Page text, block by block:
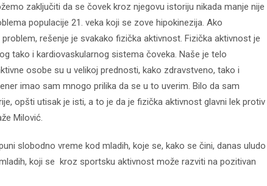
zaključiti da se čovek kroz njegovu istoriju nikada manje nije
populacije 21. veka koji se zove hipokinezija. Ako
rešenje je svakako fizička aktivnost. Fizička aktivnost je
tako i kardiovaskularnog sistema čoveka. Naše je telo
osobe su u velikoj prednosti, kako zdravstveno, tako i
imao sam mnogo prilika da se u to uverim. Bilo da sam
opšti utisak je isti, a to je da je fizička aktivnost glavni lek protiv
Milović.
slobodno vreme kod mladih, koje se, kako se čini, danas uludo
koji se kroz sportsku aktivnost može razviti na pozitivan